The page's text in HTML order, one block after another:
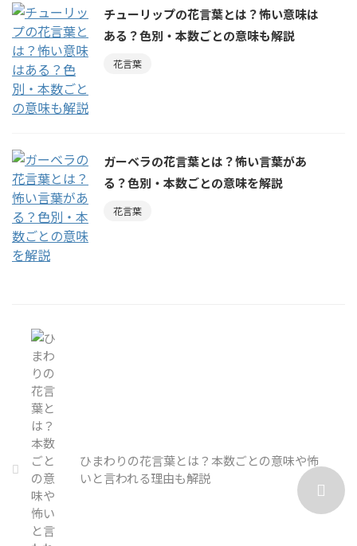
チューリップの花言葉とは？怖い意味は
ある？色別・本数ごとの意味も解説
花言葉
ガーベラの花言葉とは？怖い言葉があ
る？色別・本数ごとの意味を解説
花言葉
ひまわりの花言葉とは？本数ごとの意味や怖
いと言われる理由も解説